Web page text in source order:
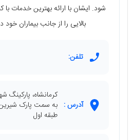
شود. ایشان با ارائه بهترین خدمات
بالایی را از جانب بیماران
تلفن:
آدرس :
کرمانشاه، پارکینگ
به سمت پارک
طبقه اول